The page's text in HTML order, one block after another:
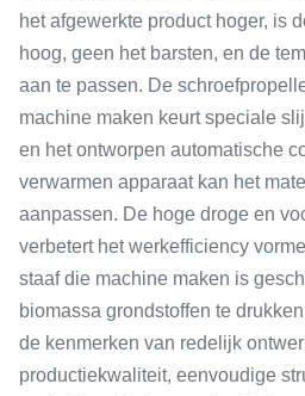
het afgewerkte product hoger, is
hoog, geen het barsten, en de
aan te passen. De
machine maken keurt speciale
en het ontworpen automatische
verwarmen apparaat kan het
aanpassen. De hoge droge en
verbetert het werkefficiency
staaf die machine maken is
biomassa grondstoffen te
de kenmerken van redelijk
productiekwaliteit, eenvoudige